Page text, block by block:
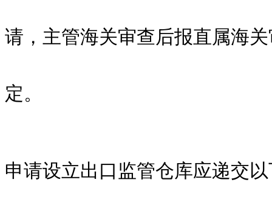
请，主管海关审查后报直属海
定。
申请设立出口监管仓库应递交